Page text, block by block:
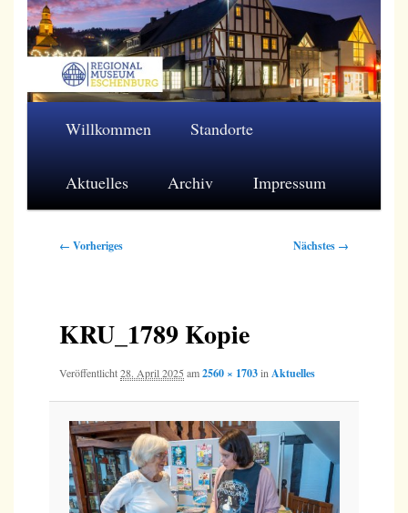
Zum
primären
Inhalt
Regionalmuseum Eschenburg e.V.
Willkommen Standorte
Aktuelles Archiv Impressum
Bilder-
← Vorheriges Nächstes →
KRU_1789 Kopie
Veröffentlicht28. April 2025 am2560 × 1703in Aktuelles